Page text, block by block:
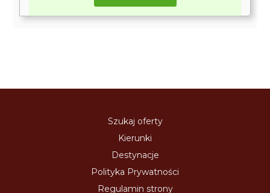
Szukaj oferty
Kierunki
Destynacje
Polityka Prywatności
Regulamin strony